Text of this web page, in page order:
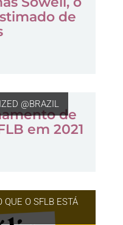
de
@BRAZIL
de
em 2021
QUE O SFLB ESTÁ